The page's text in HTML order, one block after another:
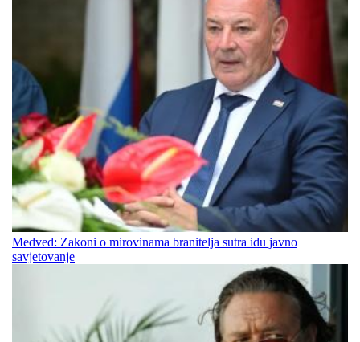
Medved: Zakoni o mirovinama branitelja sutra idu javno
savjetovanje